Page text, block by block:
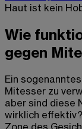
Haut ist kein
Wie
gegen
Ein
Mitesser zu
aber sind diese
wirklich
Zone des